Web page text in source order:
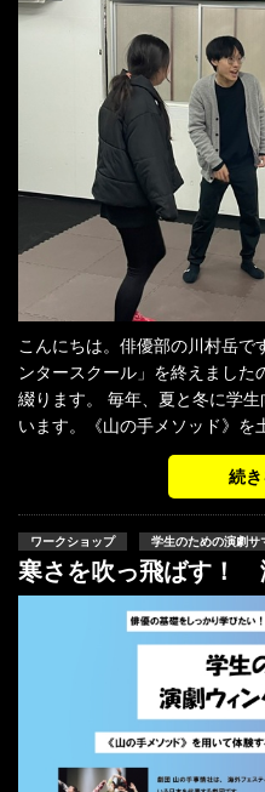
こんにちは。俳優部の川村岳で
ンタースクール」を終えました
綴ります。 毎年、夏と冬に学
います。《山の手メソッド》を
続
ワークショップ 学生のための演劇サ
寒さを吹っ飛ばす！